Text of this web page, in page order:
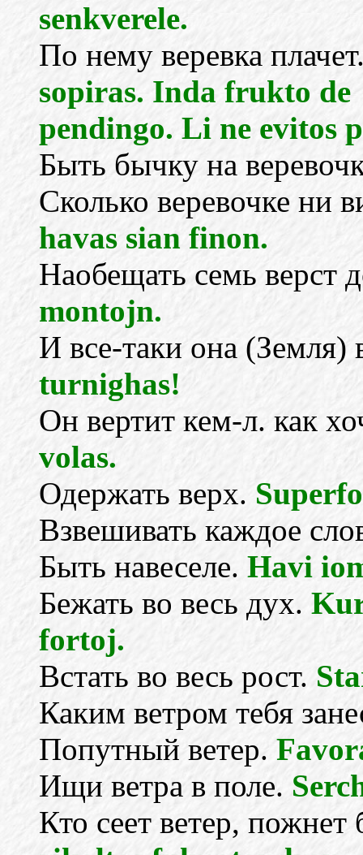
senkverele.
По нему веревка
sopiras. Inda frukto de
pendingo. Li ne evitos
Быть бычку на
Сколько веревочке ни
havas sian finon.
Наобещать семь верст
montojn.
И все-таки она (Земля)
turnighas!
Он вертит кем-л. как
volas.
Одержать верх.
Взвешивать каждое
Быть навеселе. Havi
Бежать во весь дух.
fortoj.
Встать во весь рост.
Каким ветром тебя
Попутный ветер.
Ищи ветра в поле.
Кто сеет ветер,